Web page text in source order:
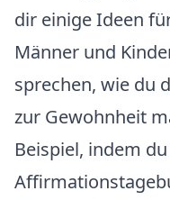
dir einige Ideen
Männer und
sprechen, wie du
zur Gewohnheit
Beispiel, indem